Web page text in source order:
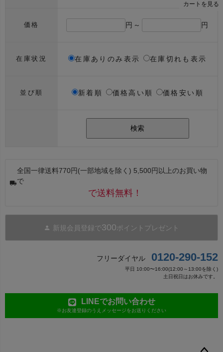
カートを見る
価格 円～ 円
在庫状況 在庫ありのみ表示 在庫切れも表示
並び順 新着順 価格高い順 価格安い順
検索
全国一律送料770円(一部地域を除く) 5,500円以上のお買い物
で
で送料無料！
新規会員登録で300ポイントプレゼント
フリーダイヤル 0120-290-152
平日 10:00〜16:00(12:00～13:00を除く)
土日祝日はお休みです。
LINEでお問い合わせ
※お友達登録のうえメッセージをお送りください